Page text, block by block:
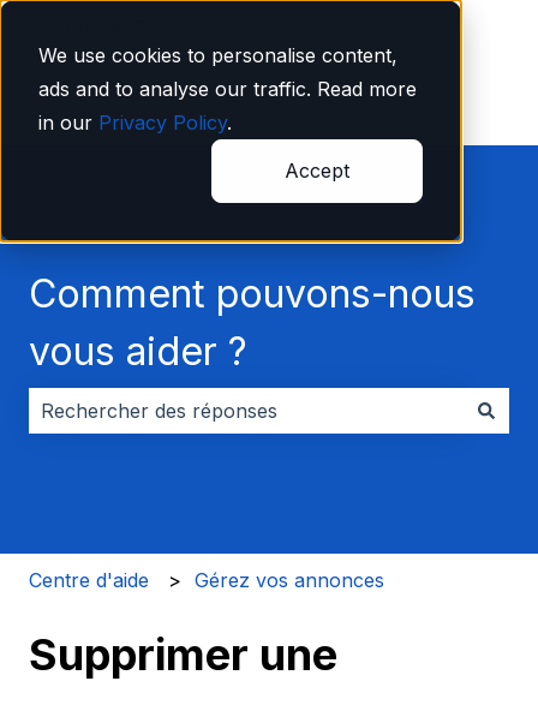
We use cookies to personalise content,
ads and to analyse our traffic. Read more
in our Privacy Policy.
Accept
Comment pouvons-nous
vous aider ?
Centre d'aide Gérez vos annonces
Supprimer une